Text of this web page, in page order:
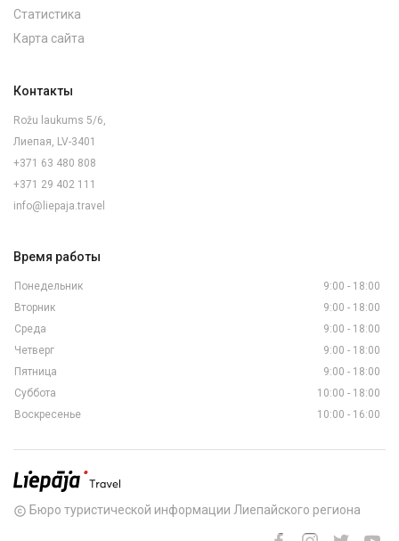
Статистика
Карта сайта
Контакты
Rožu laukums 5/6,
Лиепая, LV-3401
+371 63 480 808
+371 29 402 111
info@liepaja.travel
Время работы
Понедельник
9:00 - 18:00
Вторник
9:00 - 18:00
Среда
9:00 - 18:00
Четверг
9:00 - 18:00
Пятница
9:00 - 18:00
Суббота
10:00 - 18:00
Воскресенье
10:00 - 16:00
copyright Бюро туристической информации Лиепайского региона